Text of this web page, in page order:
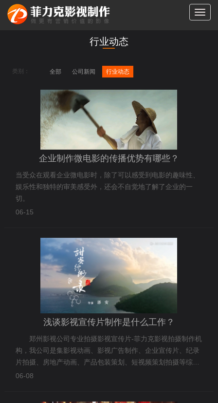
切
行业动态
类别： 全部 公司新闻 行业动态
企业制作微电影的传播优势有哪些？
当受众在观看企业微电影时，除了可以感受到电影的趣味性、
娱乐性和独特的审美感受外，还会不自觉地了解了企业的一
切。
06-15
浅谈影视宣传片制作是什么工作？
郑州影视公司专业拍摄影视宣传片-菲力克影视拍摄制作机
构，我公司是集影视动画、影视广告制作、企业宣传片、纪录
片拍摄、房地产动画、产品包装策划、短视频策划拍摄等综合
性服务公司。公司拥有专业而且实践经验丰富的策划团队；有
06-08